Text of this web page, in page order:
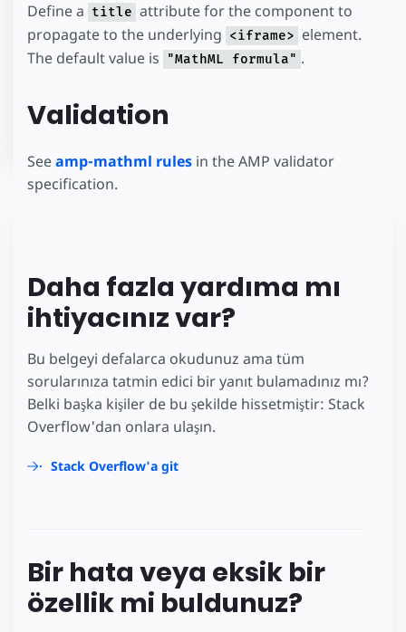
Define a title attribute for the component to
propagate to the underlying <iframe> element.
The default value is
"MathML formula" .
Validation
Seeamp-mathml rules in the AMP validator
specification.
Daha fazla yardıma mı
ihtiyacınız var?
Bu belgeyi defalarca okudunuz ama tüm
sorularınıza tatmin edici bir yanıt bulamadınız mı?
Belki başka kişiler de bu şekilde hissetmiştir: Stack
Overflow'dan onlara ulaşın.
Stack Overflow'a git
Bir hata veya eksik bir
özellik mi buldunuz?